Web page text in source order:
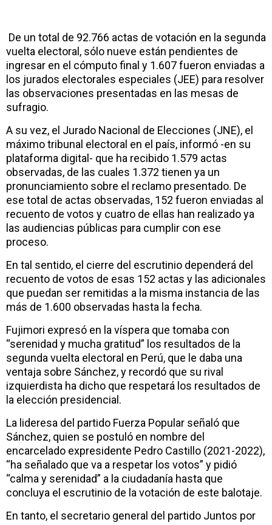
De un total de 92.766 actas de votación en la segunda
vuelta electoral, sólo nueve están pendientes de
ingresar en el cómputo final y 1.607 fueron enviadas a
los jurados electorales especiales (JEE) para resolver
las observaciones presentadas en las mesas de
sufragio.
A su vez, el Jurado Nacional de Elecciones (JNE), el
máximo tribunal electoral en el país, informó -en su
plataforma digital- que ha recibido 1.579 actas
observadas, de las cuales 1.372 tienen ya un
pronunciamiento sobre el reclamo presentado. De
ese total de actas observadas, 152 fueron enviadas al
recuento de votos y cuatro de ellas han realizado ya
las audiencias públicas para cumplir con ese
proceso.
En tal sentido, el cierre del escrutinio dependerá del
recuento de votos de esas 152 actas y las adicionales
que puedan ser remitidas a la misma instancia de las
más de 1.600 observadas hasta la fecha.
Fujimori expresó en la víspera que tomaba con
“serenidad y mucha gratitud” los resultados de la
segunda vuelta electoral en Perú, que le daba una
ventaja sobre Sánchez, y recordó que su rival
izquierdista ha dicho que respetará los resultados de
la elección presidencial.
La lideresa del partido Fuerza Popular señaló que
Sánchez, quien se postuló en nombre del
encarcelado expresidente Pedro Castillo (2021-2022),
“ha señalado que va a respetar los votos” y pidió
“calma y serenidad” a la ciudadanía hasta que
concluya el escrutinio de la votación de este balotaje.
En tanto, el secretario general del partido Juntos por